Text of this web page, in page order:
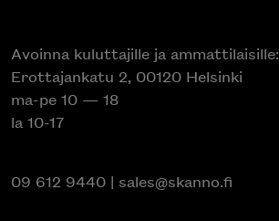
Avoinna kuluttajille ja ammattilaisille:
Erottajankatu 2, 00120 Helsinki
ma-pe 10 — 18
la 10-17
09 612 9440 | sales@skanno.fi